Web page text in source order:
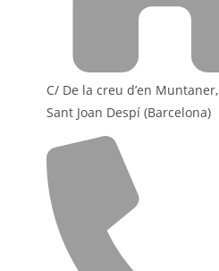
C/ De la creu d’en
Sant Joan Despí (Barcelona)